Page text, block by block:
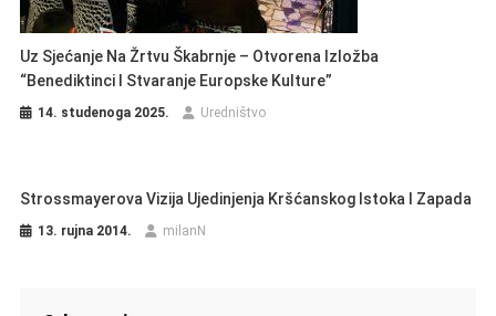
Uz Sjećanje Na Žrtvu Škabrnje – Otvorena Izložba
“Benediktinci I Stvaranje Europske Kulture”
14. studenoga 2025. Uredništvo
Strossmayerova Vizija Ujedinjenja Kršćanskog Istoka I Zapada
13. rujna 2014. milanN